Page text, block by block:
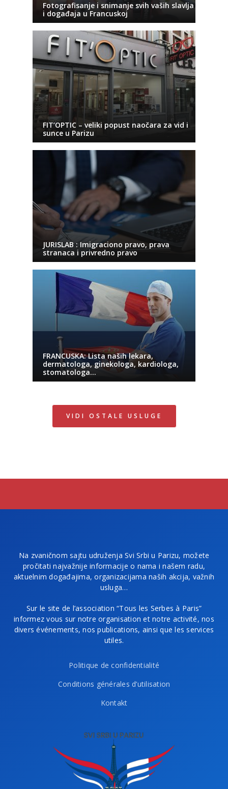
Fotografisanje i snimanje svih vaših slavlja
i događaja u Francuskoj
FIT’OPTIC – veliki popust naočara za vid i
sunce u Parizu
JURISLAB : Imigraciono pravo, prava
stranaca i privredno pravo
FRANCUSKA: Lista naših lekara,
dermatologa, ginekologa, kardiologa,
stomatologa…
VIDI OSTALE USLUGE
Na zvaničnom sajtu udruženja Svi Srbi u Parizu, možete
pročitati najvažnije informacije o nama i našem radu,
aktuelnim događajima, organizacijama naših akcija, važnih
usluga…
Sur le site de l’association “Tous les Serbes à Paris”
informez vous sur notre organisation et notre activité, nos
divers événements, nos publications, ainsi que les services
utiles.
Politique de confidentialité
Conditions générales d’utilisation
Kontakt